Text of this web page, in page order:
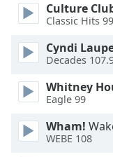
Modal
Dialog
dialog
window.
Culture
Classic Hits
Cyndi
Decades
Whitney
Eagle 99
Wham!
WEBE 108